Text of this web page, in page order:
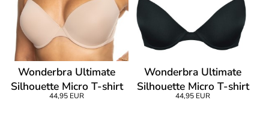
Wonderbra Ultimate
Silhouette Micro T-shirt
Bra
44,95 EUR
Wonderbra Ultimate
Silhouette Micro T-shirt
Bra
44,95 EUR